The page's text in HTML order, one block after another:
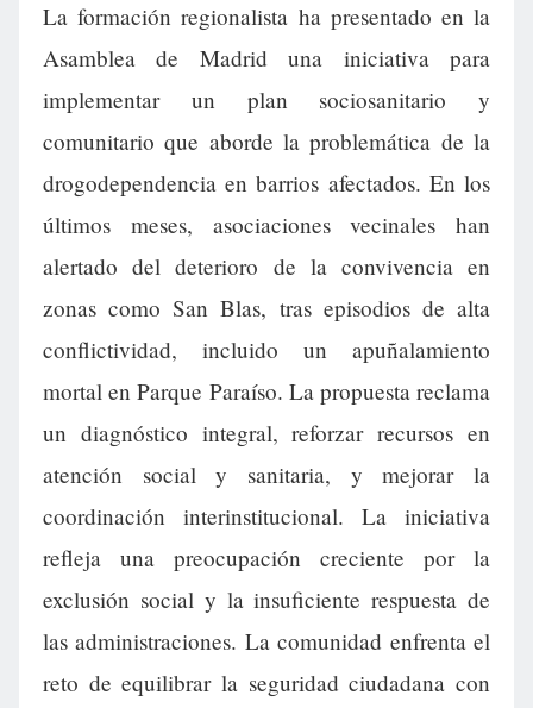
La formación regionalista ha presentado en la
Asamblea de Madrid una iniciativa para
implementar un plan sociosanitario y
comunitario que aborde la problemática de la
drogodependencia en barrios afectados. En los
últimos meses, asociaciones vecinales han
alertado del deterioro de la convivencia en
zonas como San Blas, tras episodios de alta
conflictividad, incluido un apuñalamiento
mortal en Parque Paraíso. La propuesta reclama
un diagnóstico integral, reforzar recursos en
atención social y sanitaria, y mejorar la
coordinación interinstitucional. La iniciativa
refleja una preocupación creciente por la
exclusión social y la insuficiente respuesta de
las administraciones. La comunidad enfrenta el
reto de equilibrar la seguridad ciudadana con